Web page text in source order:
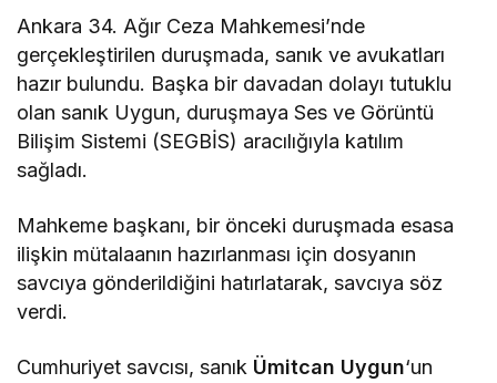
Ankara 34. Ağır Ceza Mahkemesi’nde
gerçekleştirilen duruşmada, sanık ve avukatları
hazır bulundu. Başka bir davadan dolayı tutuklu
olan sanık Uygun, duruşmaya Ses ve Görüntü
Bilişim Sistemi (SEGBİS) aracılığıyla katılım
sağladı.
Mahkeme başkanı, bir önceki duruşmada esasa
ilişkin mütalaanın hazırlanması için dosyanın
savcıya gönderildiğini hatırlatarak, savcıya söz
verdi.
Cumhuriyet savcısı, sanık Ümitcan Uygun‘un